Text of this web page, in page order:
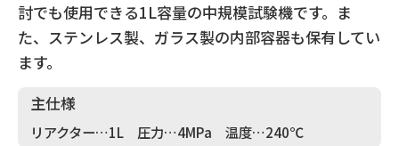
討でも使用できる1L容量の中規模試験機です。ま
た、ステンレス製、ガラス製の内部容器も保有してい
ます。
主仕様
リアクター…1L 圧力…4MPa 温度…240℃